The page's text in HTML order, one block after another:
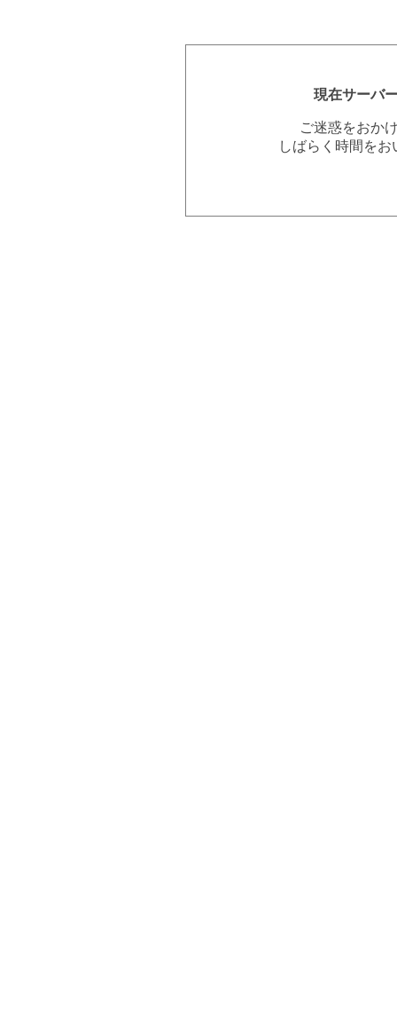
現在サーバ
ご迷惑をおか
しばらく時間を